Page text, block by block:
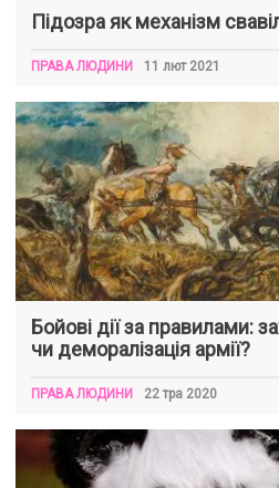
Підозра як механізм
ПРАВА ЛЮДИНИ 11 лют 2021
Бойові дії за правилами:
чи деморалізація армії?
ПРАВА ЛЮДИНИ 22 тра 2020